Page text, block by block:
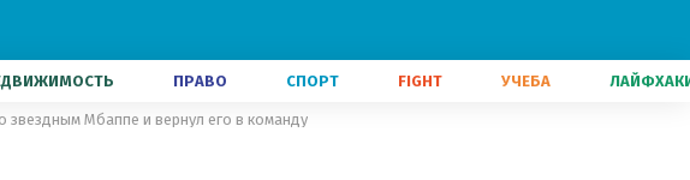
ПРАВО СПОРТ FIGHT УЧЕБА
Мбаппе и вернул его в команду